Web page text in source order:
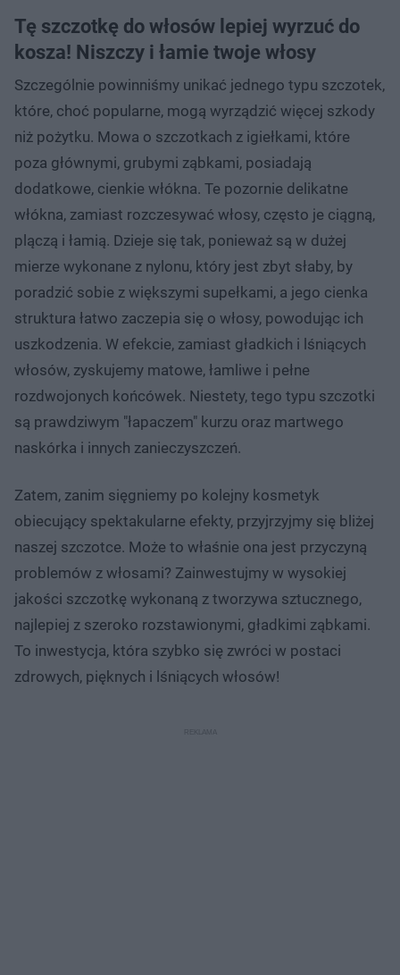
Tę szczotkę do włosów lepiej wyrzuć do
kosza! Niszczy i łamie twoje włosy
Szczególnie powinniśmy unikać jednego typu szczotek,
które, choć popularne, mogą wyrządzić więcej szkody
niż pożytku. Mowa o szczotkach z igiełkami, które
poza głównymi, grubymi ząbkami, posiadają
dodatkowe, cienkie włókna. Te pozornie delikatne
włókna, zamiast rozczesywać włosy, często je ciągną,
plączą i łamią. Dzieje się tak, ponieważ są w dużej
mierze wykonane z nylonu, który jest zbyt słaby, by
poradzić sobie z większymi supełkami, a jego cienka
struktura łatwo zaczepia się o włosy, powodując ich
uszkodzenia. W efekcie, zamiast gładkich i lśniących
włosów, zyskujemy matowe, łamliwe i pełne
rozdwojonych końcówek. Niestety, tego typu szczotki
są prawdziwym "łapaczem" kurzu oraz martwego
naskórka i innych zanieczyszczeń.
Zatem, zanim sięgniemy po kolejny kosmetyk
obiecujący spektakularne efekty, przyjrzyjmy się bliżej
naszej szczotce. Może to właśnie ona jest przyczyną
problemów z włosami? Zainwestujmy w wysokiej
jakości szczotkę wykonaną z tworzywa sztucznego,
najlepiej z szeroko rozstawionymi, gładkimi ząbkami.
To inwestycja, która szybko się zwróci w postaci
zdrowych, pięknych i lśniących włosów!